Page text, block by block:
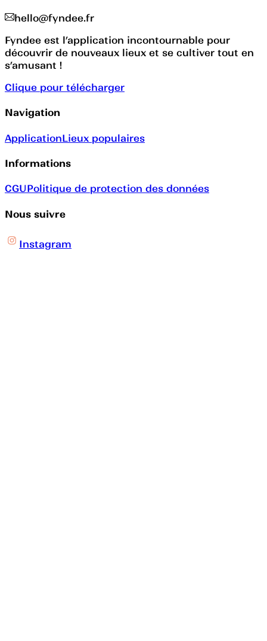
hello@fyndee.fr
Fyndee est l’application incontournable pour
découvrir de nouveaux lieux et se cultiver tout en
s’amusant !
Clique pour télécharger
Navigation
ApplicationLieux populaires
Informations
CGUPolitique de protection des données
Nous suivre
Instagram